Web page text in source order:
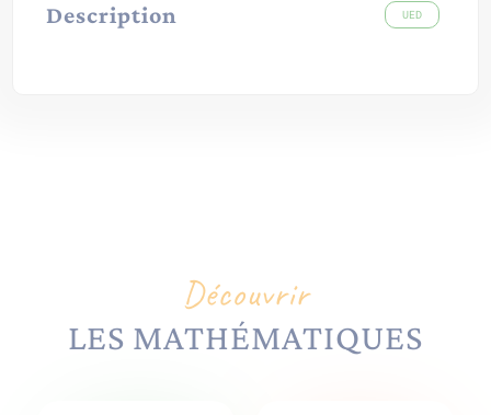
Description UED
Découvrir
LES MATHÉMATIQUES